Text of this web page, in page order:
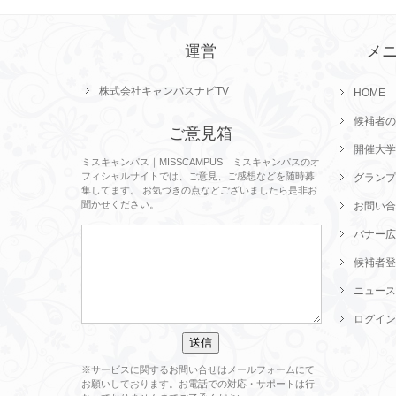
運営
株式会社キャンパスナビTV
ご意見箱
ミスキャンパス｜MISSCAMPUS ミスキャンパスのオ
フィシャルサイトでは、ご意見、ご感想などを随時募
集してます。 お気づきの点などございましたら是非お
聞かせください。
※サービスに関するお問い合せはメールフォームにて
お願いしております。お電話での対応・サポートは行
メ
HOME
候補者
開催大
グラン
お問い
バナー
候補者
ニュース
ログイン